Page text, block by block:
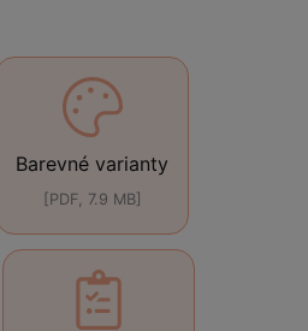
Barevné varianty
[PDF, 7.9 MB]